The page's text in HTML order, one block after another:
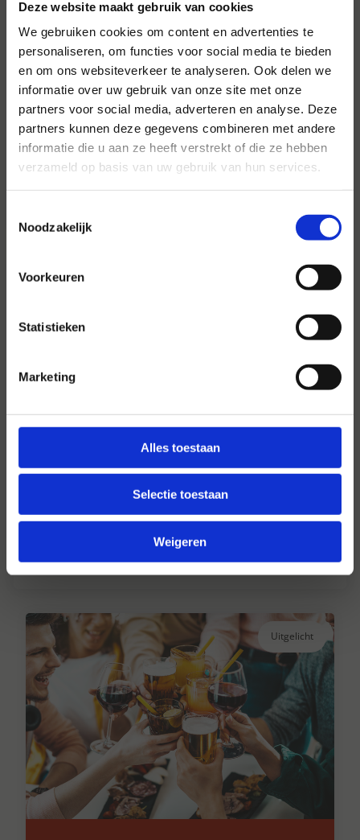
Deze website maakt gebruik van cookies
We gebruiken cookies om content en advertenties te
personaliseren, om functies voor social media te bieden
en om ons websiteverkeer te analyseren. Ook delen we
informatie over uw gebruik van onze site met onze
partners voor social media, adverteren en analyse. Deze
partners kunnen deze gegevens combineren met andere
informatie die u aan ze heeft verstrekt of die ze hebben
verzameld op basis van uw gebruik van hun services.
Noodzakelijk
Voorkeuren
Statistieken
Marketing
Alles toestaan
Selectie toestaan
Weigeren
Voor al uw evenementen en
partijen
Hansen Evenementen is uw partner voor
evenementen van groot tot klein.
Hansen Dranken sinds 1947
drankengroothandel.
Lees verder
Uitgelicht